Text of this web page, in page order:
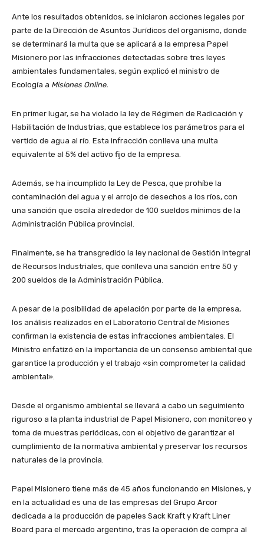
Ante los resultados obtenidos, se iniciaron acciones legales por
parte de la Dirección de Asuntos Jurídicos del organismo, donde
se determinará la multa que se aplicará a la empresa Papel
Misionero por las infracciones detectadas sobre tres leyes
ambientales fundamentales, según explicó el ministro de
Ecología a Misiones Online.
En primer lugar, se ha violado la ley de Régimen de Radicación y
Habilitación de Industrias, que establece los parámetros para el
vertido de agua al río. Esta infracción conlleva una multa
equivalente al 5% del activo fijo de la empresa.
Además, se ha incumplido la Ley de Pesca, que prohíbe la
contaminación del agua y el arrojo de desechos a los ríos, con
una sanción que oscila alrededor de 100 sueldos mínimos de la
Administración Pública provincial.
Finalmente, se ha transgredido la ley nacional de Gestión Integral
de Recursos Industriales, que conlleva una sanción entre 50 y
200 sueldos de la Administración Pública.
A pesar de la posibilidad de apelación por parte de la empresa,
los análisis realizados en el Laboratorio Central de Misiones
confirman la existencia de estas infracciones ambientales. El
Ministro enfatizó en la importancia de un consenso ambiental que
garantice la producción y el trabajo «sin comprometer la calidad
ambiental».
Desde el organismo ambiental se llevará a cabo un seguimiento
riguroso a la planta industrial de Papel Misionero, con monitoreo y
toma de muestras periódicas, con el objetivo de garantizar el
cumplimiento de la normativa ambiental y preservar los recursos
naturales de la provincia.
Papel Misionero tiene más de 45 años funcionando en Misiones, y
en la actualidad es una de las empresas del Grupo Arcor
dedicada a la producción de papeles Sack Kraft y Kraft Liner
Board para el mercado argentino, tras la operación de compra al